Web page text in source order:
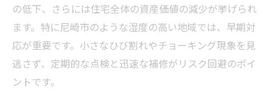
の低下、さらには住宅全体の資産価値の減少が挙げられ
ます。特に尼崎市のような湿度の高い地域では、早期対
応が重要です。小さなひび割れやチョーキング現象を見
逃さず、定期的な点検と迅速な補修がリスク回避のポイ
ントです。